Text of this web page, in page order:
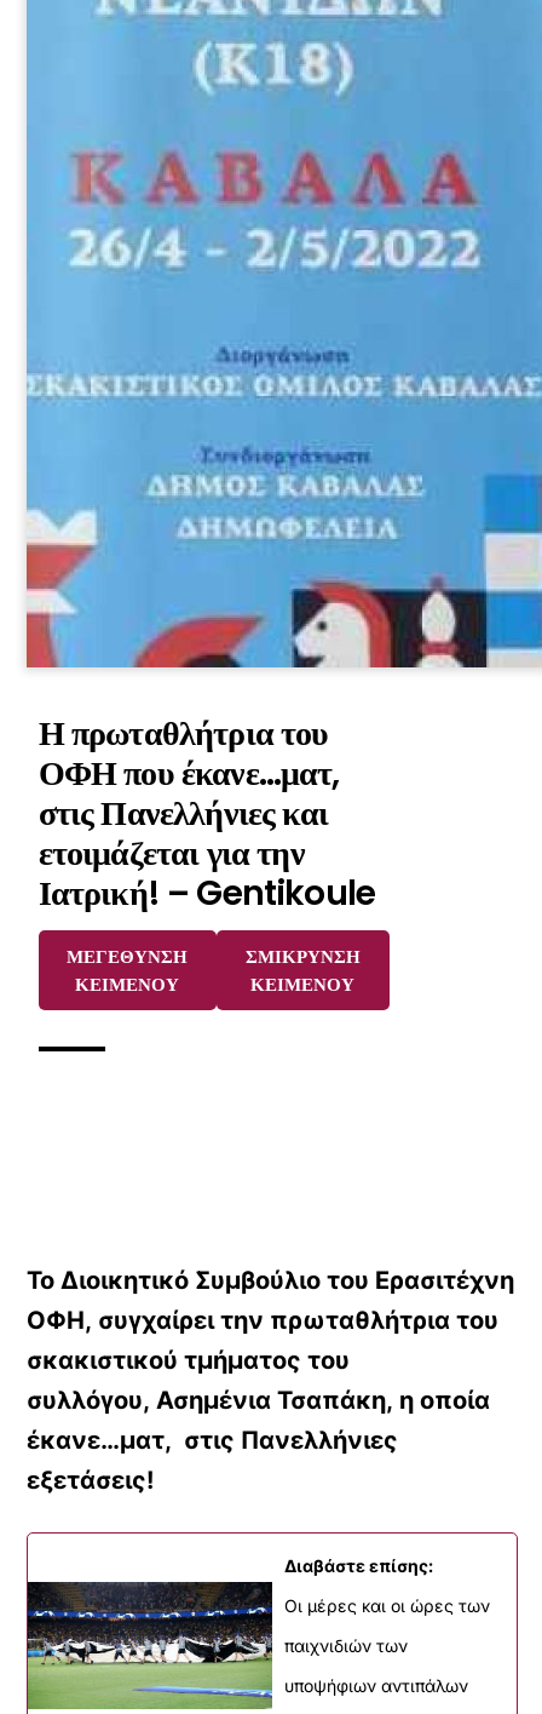
Η πρωταθλήτρια του
ΟΦΗ που έκανε…ματ,
στις Πανελλήνιες και
ετοιμάζεται για την
Ιατρική! – Gentikoule
ΜΕΓΕΘΥΝΣΗ
ΚΕΙΜΕΝΟΥ
ΣΜΙΚΡΥΝΣΗ
ΚΕΙΜΕΝΟΥ
Το Διοικητικό Συμβούλιο του Ερασιτέχνη
ΟΦΗ, συγχαίρει την πρωταθλήτρια του
σκακιστικού τμήματος του
συλλόγου, Ασημένια Τσαπάκη, η οποία
έκανε…ματ, στις Πανελλήνιες
εξετάσεις!
Διαβάστε επίσης:
Οι μέρες και οι ώρες των
παιχνιδιών των
υποψήφιων αντιπάλων